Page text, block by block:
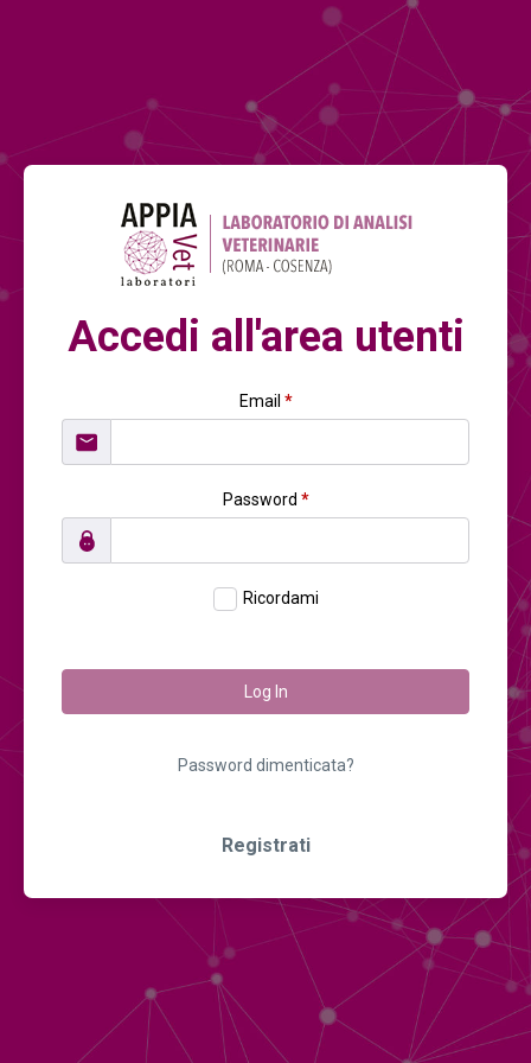
Accedi all'area utenti
Email *
Password *
Ricordami
Log In
Password dimenticata?
Registrati